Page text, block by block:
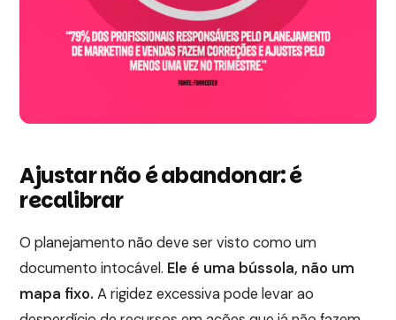
Ajustar não é abandonar: é
recalibrar
O planejamento não deve ser visto como um
documento intocável. Ele é uma bússola, não um
mapa fixo. A rigidez excessiva pode levar ao